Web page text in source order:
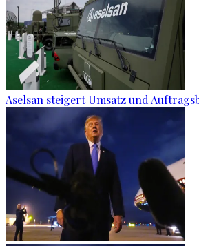
Aselsan steigert Umsatz und